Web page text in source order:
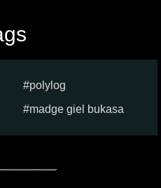
polylog
madge giel bukasa